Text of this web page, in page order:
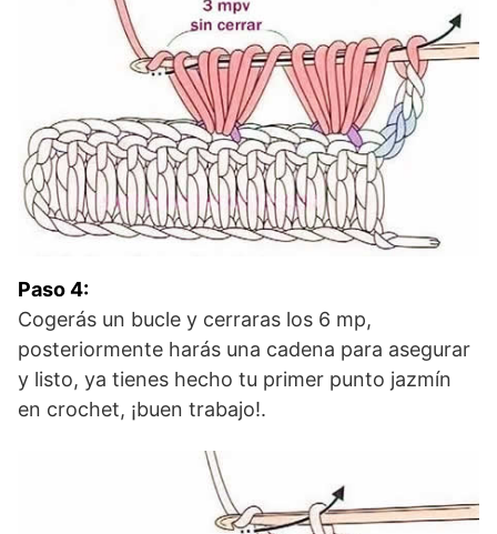
Paso 4:
Cogerás un bucle y cerraras los 6 mp,
posteriormente harás una cadena para asegurar
y listo, ya tienes hecho tu primer punto jazmín
en crochet, ¡buen trabajo!.